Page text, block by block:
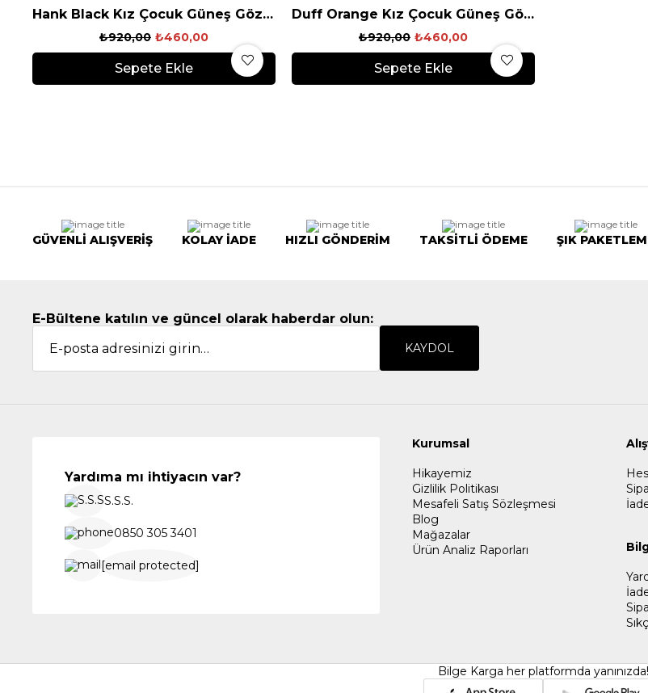
Hank Black Kız Çocuk Güneş Gözlüğü
₺460,00
₺920,00
Sepete Ekle
Duff Orange Kız Çocuk Güneş Gözlüğü
₺460,00
₺920,00
Sepete Ekle
GÜVENLİ ALIŞVERİŞ KOLAY İADE HIZLI GÖNDERİM TAKSİTLİ ÖDEME ŞIK
E-Bültene katılın ve güncel olarak haberdar olun:
KAYDOL
Yardıma mı ihtiyacın var?
S.S.S.
0850 305 3401
[email protected]
Kurumsal
Hikayemiz
Gizlilik Politikası
Mesafeli Satış Sözleşmesi
Blog
Mağazalar
Ürün Analiz Raporları
Bilge Karga her platformda yanınızda!